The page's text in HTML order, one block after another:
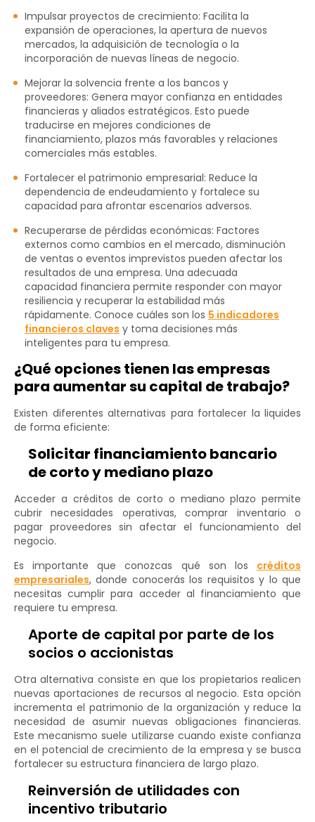
Impulsar proyectos de crecimiento: Facilita la
expansión de operaciones, la apertura de nuevos
mercados, la adquisición de tecnología o la
incorporación de nuevas líneas de negocio.
Mejorar la solvencia frente a los bancos y
proveedores: Genera mayor confianza en entidades
financieras y aliados estratégicos. Esto puede
traducirse en mejores condiciones de
financiamiento, plazos más favorables y relaciones
comerciales más estables.
Fortalecer el patrimonio empresarial: Reduce la
dependencia de endeudamiento y fortalece su
capacidad para afrontar escenarios adversos.
Recuperarse de pérdidas económicas: Factores
externos como cambios en el mercado, disminución
de ventas o eventos imprevistos pueden afectar los
resultados de una empresa. Una adecuada
capacidad financiera permite responder con mayor
resiliencia y recuperar la estabilidad más
rápidamente. Conoce cuáles son los 5 indicadores
financieros claves y toma decisiones más
inteligentes para tu empresa.
¿Qué opciones tienen las empresas
para aumentar su capital de trabajo?
Existen diferentes alternativas para fortalecer la liquides
de forma eficiente:
Solicitar financiamiento bancario
de corto y mediano plazo
Acceder a créditos de corto o mediano plazo permite
cubrir necesidades operativas, comprar inventario o
pagar proveedores sin afectar el funcionamiento del
negocio.
Es importante que conozcas qué son los créditos
empresariales, donde conocerás los requisitos y lo que
necesitas cumplir para acceder al financiamiento que
requiere tu empresa.
Aporte de capital por parte de los
socios o accionistas
Otra alternativa consiste en que los propietarios realicen
nuevas aportaciones de recursos al negocio. Esta opción
incrementa el patrimonio de la organización y reduce la
necesidad de asumir nuevas obligaciones financieras.
Este mecanismo suele utilizarse cuando existe confianza
en el potencial de crecimiento de la empresa y se busca
fortalecer su estructura financiera de largo plazo.
Reinversión de utilidades con
incentivo tributario